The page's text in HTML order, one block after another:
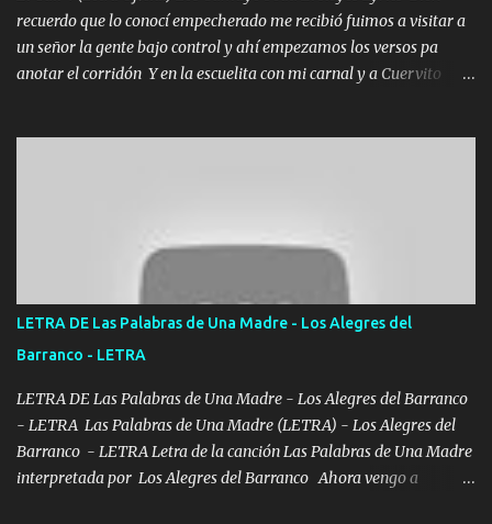
recuerdo que lo conocí empecherado me recibió fuimos a visitar a
un señor la gente bajo control y ahí empezamos los versos pa
anotar el corridón Y en la escuelita con mi carnal y a Cuervito
verde se le extraña pa que sepan Aquí Pura GENTE DE LA RANA 🐸
POR CLAVE ES EL CALI 4 EN LA CIUDAD TIJUANA Música Al
tirante andamos mi carnal atento a cualquier necesidad no porque
se ve limpio el camino nos confiamos al andar y nunca con la
misma piedra me vuelvo a tropezar Cuando ando de enamorado
en corto me tiró a per...
LETRA DE Las Palabras de Una Madre - Los Alegres del
Barranco - LETRA
LETRA DE Las Palabras de Una Madre - Los Alegres del Barranco
- LETRA Las Palabras de Una Madre (LETRA) - Los Alegres del
Barranco - LETRA Letra de la canción Las Palabras de Una Madre
interpretada por Los Alegres del Barranco Ahora vengo a